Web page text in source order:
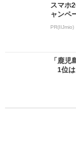
スマホ
ャンペ
PR(IIJmio)
「鹿
1位は